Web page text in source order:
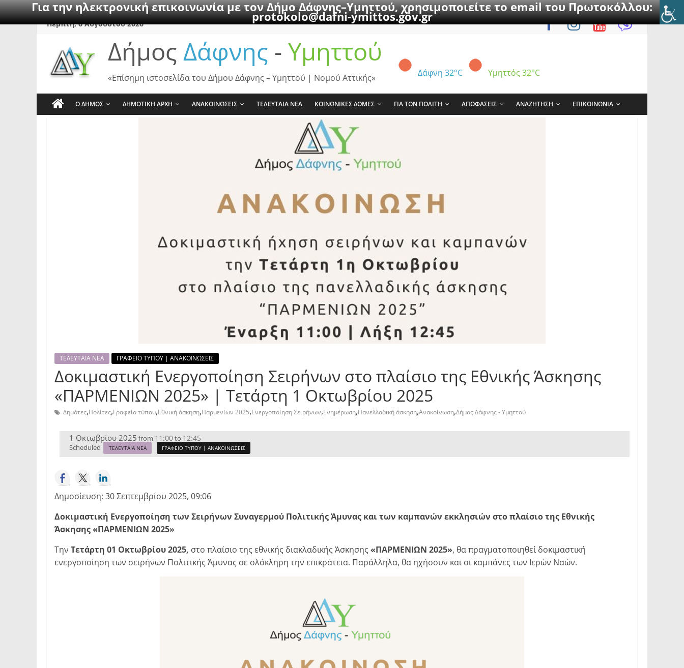
Για την ηλεκτρονική επικοινωνία με τον Δήμο Δάφνης–Υμηττού, χρησιμοποιείτε το email του Πρωτοκόλλου:
protokolo@dafni-ymittos.gov.gr
SkipΠέμπτη, 6 Αυγούστου 2026
Δήμος Δάφνης - Υμηττού
Δάφνη 32°C Υμηττός 32°C
«Επίσημη ιστοσελίδα του Δήμου Δάφνης – Υμηττού | Νομού Αττικής»
Ο ΔΗΜΟΣ ΔΗΜΟΤΙΚΗ ΑΡΧΗ ΑΝΑΚΟΙΝΩΣΕΙΣ ΤΕΛΕΥΤΑΙΑ ΝΕΑ ΚΟΙΝΩΝΙΚΕΣ ΔΟΜΕΣ ΓΙΑ ΤΟΝ ΠΟΛΙΤΗ ΑΠΟΦΑΣΕΙΣ ΑΝΑΖΗΤΗΣΗ ΕΠΙΚΟΙΝΩΝΙΑ
ΤΕΛΕΥΤΑΙΑ ΝΕΑ ΓΡΑΦΕΙΟ ΤΥΠΟΥ | ΑΝΑΚΟΙΝΩΣΕΙΣ
Δοκιμαστική Ενεργοποίηση Σειρήνων στο πλαίσιο της Εθνικής Άσκησης
«ΠΑΡΜΕΝΙΩΝ 2025» | Τετάρτη 1 Οκτωβρίου 2025
Δημότες,Πολίτες,Γραφείο τύπου,Εθνική άσκηση,Παρμενίων 2025,Ενεργοποίηση Σειρήνων,Ενημέρωση,Πανελλαδική άσκηση,Ανακοίνωση,Δήμος Δάφνης - Υμηττού
1 Οκτωβρίου 2025 from 11:00to 12:45
Scheduled ΤΕΛΕΥΤΑΙΑ ΝΕΑ ΓΡΑΦΕΙΟ ΤΥΠΟΥ | ΑΝΑΚΟΙΝΩΣΕΙΣ
Δημοσίευση: 30 Σεπτεμβρίου 2025, 09:06
Δοκιμαστική Ενεργοποίηση των Σειρήνων Συναγερμού Πολιτικής Άμυνας και των καμπανών εκκλησιών στο πλαίσιο της Εθνικής
Άσκησης «ΠΑΡΜΕΝΙΩΝ 2025»
Την Τετάρτη 01 Οκτωβρίου 2025, στο πλαίσιο της εθνικής διακλαδικής Άσκησης «ΠΑΡΜΕΝΙΩΝ 2025», θα πραγματοποιηθεί δοκιμαστική
ενεργοποίηση των σειρήνων Πολιτικής Άμυνας σε ολόκληρη την επικράτεια. Παράλληλα, θα ηχήσουν και οι καμπάνες των Ιερών Ναών.